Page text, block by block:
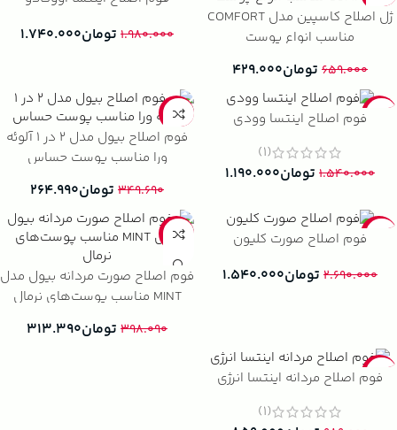
ژل اصلاح کاسپین مدل COMFORT
مناسب انواع پوست
۶۵۹.۰۰۰ تومان۴۲۹.۰۰۰
۱.۹۸۰.۰۰۰ تومان۱.۷۴۰.۰۰۰
فوم اصلاح اینتسا وودی
(1)
۱.۵۴۰.۰۰۰ تومان۱.۱۹۰.۰۰۰
-24%
فوم اصلاح بیول مدل 2 در 1 آلوئه‌
ورا مناسب پوست حساس
۳۴۹.۶۹۰ تومان۲۶۴.۹۹۰
فوم اصلاح صورت کلیون
۲.۶۹۰.۰۰۰ تومان۱.۵۴۰.۰۰۰
-21%
فوم اصلاح صورت مردانه بیول مدل
MINT مناسب پوست‌های نرمال
۳۹۸.۰۹۰ تومان۳۱۳.۳۹۰
-13%
فوم اصلاح مردانه اینتسا انرژی
(1)